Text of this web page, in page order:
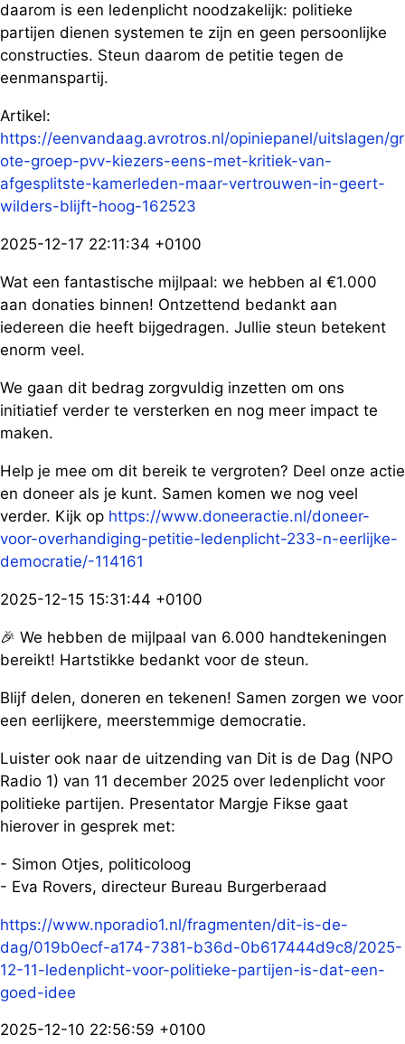
daarom is een ledenplicht noodzakelijk: politieke
partijen dienen systemen te zijn en geen persoonlijke
constructies. Steun daarom de petitie tegen de
eenmanspartij.
Artikel:
https://eenvandaag.avrotros.nl/opiniepanel/uitslagen/gr
ote-groep-pvv-kiezers-eens-met-kritiek-van-
afgesplitste-kamerleden-maar-vertrouwen-in-geert-
wilders-blijft-hoog-162523
2025-12-17 22:11:34 +0100
Wat een fantastische mijlpaal: we hebben al €1.000
aan donaties binnen! Ontzettend bedankt aan
iedereen die heeft bijgedragen. Jullie steun betekent
enorm veel.
We gaan dit bedrag zorgvuldig inzetten om ons
initiatief verder te versterken en nog meer impact te
maken.
Help je mee om dit bereik te vergroten? Deel onze actie
en doneer als je kunt. Samen komen we nog veel
verder. Kijk op https://www.doneeractie.nl/doneer-
voor-overhandiging-petitie-ledenplicht-233-n-eerlijke-
democratie/-114161
2025-12-15 15:31:44 +0100
🎉 We hebben de mijlpaal van 6.000 handtekeningen
bereikt! Hartstikke bedankt voor de steun.
Blijf delen, doneren en tekenen! Samen zorgen we voor
een eerlijkere, meerstemmige democratie.
Luister ook naar de uitzending van Dit is de Dag (NPO
Radio 1) van 11 december 2025 over ledenplicht voor
politieke partijen. Presentator Margje Fikse gaat
hierover in gesprek met:
- Simon Otjes, politicoloog
- Eva Rovers, directeur Bureau Burgerberaad
https://www.nporadio1.nl/fragmenten/dit-is-de-
dag/019b0ecf-a174-7381-b36d-0b617444d9c8/2025-
12-11-ledenplicht-voor-politieke-partijen-is-dat-een-
goed-idee
2025-12-10 22:56:59 +0100